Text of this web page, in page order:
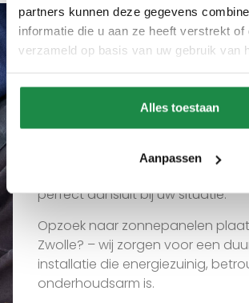
partners kunnen deze gegevens
informatie die u aan ze heeft verstrekt of
verzameld op basis van uw gebruik van
Alles toestaan
Aanpassen
Waarom
plaatsen in Zwolle via
Wij luisteren naar uw wensen en
perfect aansluit bij uw situatie.
Opzoek naar zonnepanelen
Zwolle? – wij zorgen voor een
installatie die energiezuinig,
onderhoudsarm is.